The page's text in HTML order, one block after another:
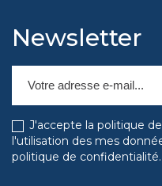
Newsletter
J'accepte la politique
l'utilisation des mes
politique de confidentialité.